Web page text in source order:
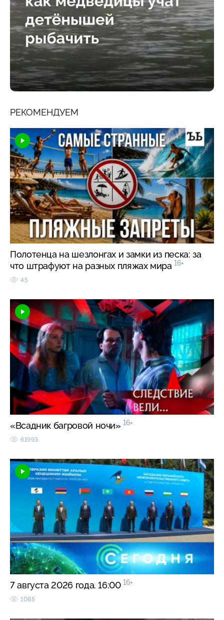
РЕКОМЕНДУЕМ
Полотенца на шезлонгах и замки из песка: за
что штрафуют на разных пляжах мира 16+
45
«Всадник багровой ночи» 16+
61993
7 августа 2026 года. 16:00 16+
1085